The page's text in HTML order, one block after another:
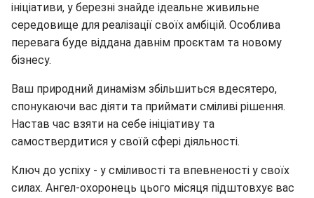
ініціативи, у березні знайде ідеальне живильне
середовище для реалізації своїх амбіцій. Особлива
перевага буде віддана давнім проєктам та новому
бізнесу.
Ваш природний динамізм збільшиться вдесятеро,
спонукаючи вас діяти та приймати сміливі рішення.
Настав час взяти на себе ініціативу та
самоствердитися у своїй сфері діяльності.
Ключ до успіху - у сміливості та впевненості у своїх
силах. Ангел-охоронець цього місяця підштовхує вас